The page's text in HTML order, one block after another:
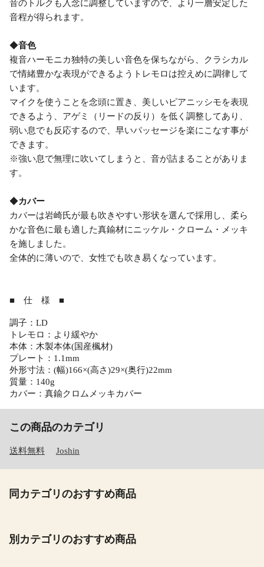
音のトルクも入念に調整していますので、より一層安定した
音程が得られます。
◆音色
複音ハーモニカ独特の美しい音色を保ちながら、クラシカル
で情緒豊かな表現ができるようトレモロは控えめに調律して
います。
マイクを使うことを念頭に置き、美しいピアニッシモを表現
できるよう、アゲミ（リードの反り）を低く調整してあり、
弱い息でも反応するので、早いパッセージを楽にこなす事が
できます。
※強い息で無理に吹いてしまうと、音が詰まることがありま
す。
◆カバー
カバーは岩崎氏が最も吹きやすい形状を選んで採用し、柔ら
かな音色に最も適した真鍮材にニッケル・クローム・メッキ
を施しました。
全体的に薄いので、女性でも吹き易くなっています。
■ 仕 様 ■
調子：LD
トレモロ：より緩やか
本体：木製本体(国産楓材)
プレート：1.1mm
外形寸法：(幅)166×(高さ)29×(奥行)22mm
質量：140g
カバー：真鍮クロムメッキカバー
この商品のカテゴリ
送料無料 Joshin
同カテゴリのおすすめ商品
別カテゴリのおすすめ商品